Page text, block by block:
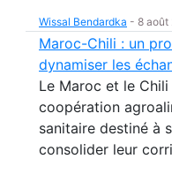
Wissal Bendardka - 8 août
Maroc-Chili : un
dynamiser les
Le Maroc et le
coopération
sanitaire destiné à
consolider leur